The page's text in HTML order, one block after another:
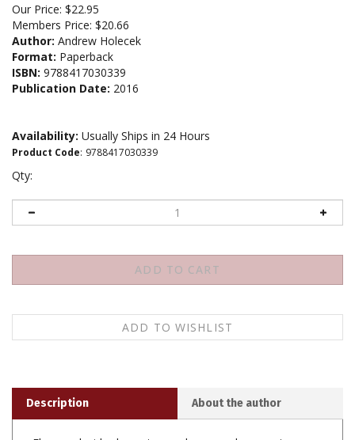
Our Price: $22.95
Members Price: $20.66
Author: Andrew Holecek
Format: Paperback
ISBN: 9788417030339
Publication Date: 2016
Availability: Usually Ships in 24 Hours
Product Code: 9788417030339
Qty:
El sueno lucido despertarse y hacerse plenamente